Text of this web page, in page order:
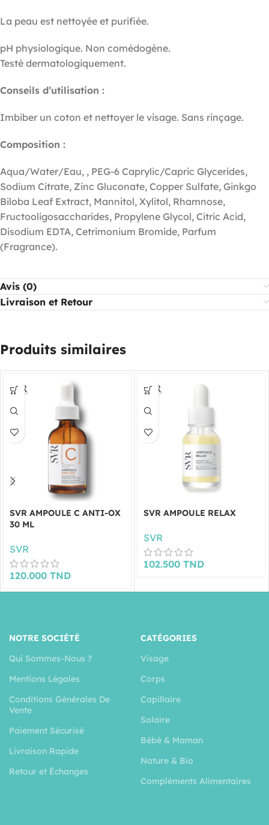
La peau est nettoyée et purifiée.
pH physiologique. Non comédogène.
Testé dermatologiquement.
Conseils d’utilisation :
Imbiber un coton et nettoyer le visage. Sans rinçage.
Composition :
Aqua/Water/Eau, , PEG-6 Caprylic/Capric Glycerides,
Sodium Citrate, Zinc Gluconate, Copper Sulfate, Ginkgo
Biloba Leaf Extract, Mannitol, Xylitol, Rhamnose,
Fructooligosaccharides, Propylene Glycol, Citric Acid,
Disodium EDTA, Cetrimonium Bromide, Parfum
(Fragrance).
Avis (0)
Livraison et Retour
Produits similaires
SVR AMPOULE C ANTI-OX
30 ML
SVR
120.000 TND
SVR AMPOULE RELAX
SVR
102.500 TND
NOTRE SOCIÉTÉ
Qui Sommes-Nous ?
Mentions Légales
Conditions Générales De
Vente
Paiement Sécurisé
Livraison Rapide
Retour et Échanges
CATÉGORIES
Visage
Corps
Capillaire
Solaire
Bébé & Maman
Nature & Bio
Compléments Alimentaires